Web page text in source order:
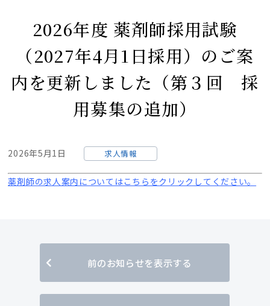
2026年度 薬剤師採用試験
（2027年4月1日採用）のご案
内を更新しました（第３回 採
用募集の追加）
2026年5月1日 求人情報
薬剤師の求人案内についてはこちらをクリックしてください。
前のお知らせを表示する